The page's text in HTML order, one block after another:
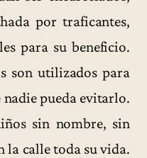
por traficantes,
para su beneficio.
son utilizados para
pueda evitarlo.
sin nombre, sin
la calle toda su vida.